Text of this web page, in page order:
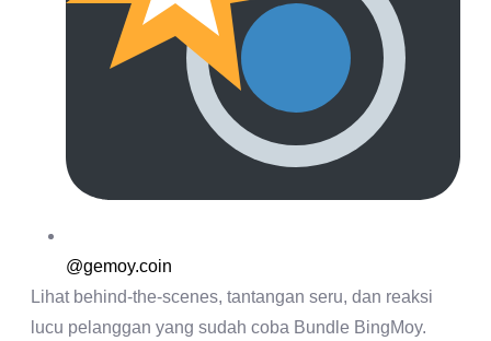
@gemoy.coin
Lihat behind-the-scenes, tantangan seru, dan reaksi
lucu pelanggan yang sudah coba Bundle BingMoy.